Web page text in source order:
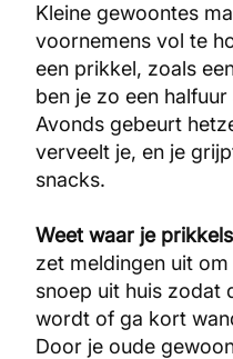
Kleine gewoontes
voornemens vol te
een prikkel, zoals
ben je zo een
Avonds gebeurt
verveelt je, en je
snacks.
Weet waar je
zet meldingen uit
snoep uit huis zodat
wordt of ga kort
Door je oude